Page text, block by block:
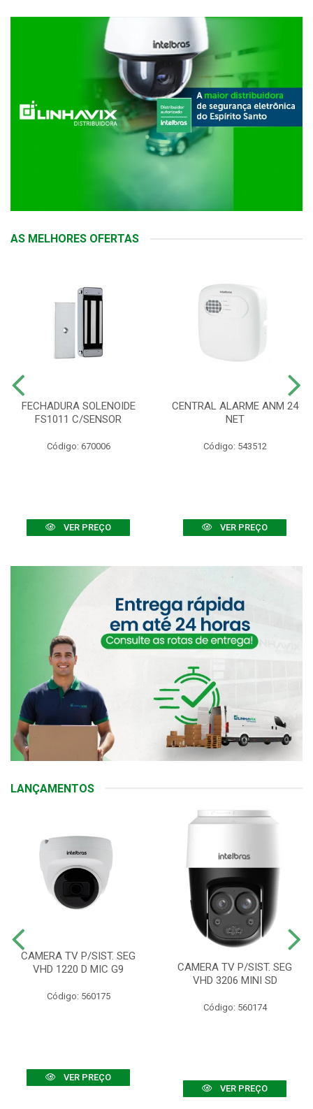
AS MELHORES OFERTAS
FECHADURA SOLENOIDE
FS1011 C/SENSOR
Código: 670006
VER PREÇO
CENTRAL ALARME ANM 24
NET
Código: 543512
VER PREÇO
LANÇAMENTOS
CAMERA TV P/SIST. SEG
VHD 1220 D MIC G9
Código: 560175
VER PREÇO
CAMERA TV P/SIST. SEG
VHD 3206 MINI SD
Código: 560174
VER PREÇO